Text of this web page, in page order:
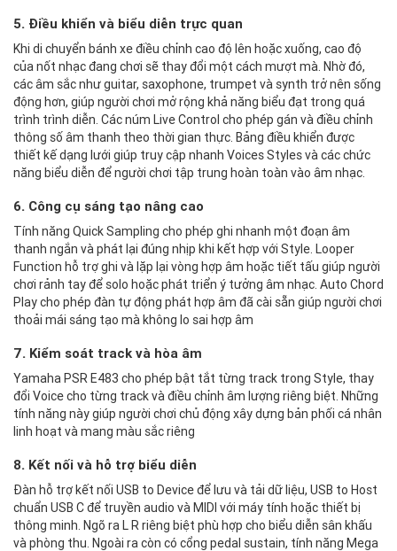
5. Điều khiển và biểu diễn trực quan
Khi di chuyển bánh xe điều chỉnh cao độ lên hoặc xuống, cao độ
của nốt nhạc đang chơi sẽ thay đổi một cách mượt mà. Nhờ đó,
các âm sắc như guitar, saxophone, trumpet và synth trở nên sống
động hơn, giúp người chơi mở rộng khả năng biểu đạt trong quá
trình trình diễn. Các núm Live Control cho phép gán và điều chỉnh
thông số âm thanh theo thời gian thực. Bảng điều khiển được
thiết kế dạng lưới giúp truy cập nhanh Voices Styles và các chức
năng biểu diễn để người chơi tập trung hoàn toàn vào âm nhạc.
6. Công cụ sáng tạo nâng cao
Tính năng Quick Sampling cho phép ghi nhanh một đoạn âm
thanh ngắn và phát lại đúng nhịp khi kết hợp với Style. Looper
Function hỗ trợ ghi và lặp lại vòng hợp âm hoặc tiết tấu giúp người
chơi rảnh tay để solo hoặc phát triển ý tưởng âm nhạc. Auto Chord
Play cho phép đàn tự động phát hợp âm đã cài sẵn giúp người chơi
thoải mái sáng tạo mà không lo sai hợp âm
7. Kiểm soát track và hòa âm
Yamaha PSR E483 cho phép bật tắt từng track trong Style, thay
đổi Voice cho từng track và điều chỉnh âm lượng riêng biệt. Những
tính năng này giúp người chơi chủ động xây dựng bản phối cá nhân
linh hoạt và mang màu sắc riêng
8. Kết nối và hỗ trợ biểu diễn
Đàn hỗ trợ kết nối USB to Device để lưu và tải dữ liệu, USB to Host
chuẩn USB C để truyền audio và MIDI với máy tính hoặc thiết bị
thông minh. Ngõ ra L R riêng biệt phù hợp cho biểu diễn sân khấu
và phòng thu. Ngoài ra còn có cổng pedal sustain, tính năng Mega